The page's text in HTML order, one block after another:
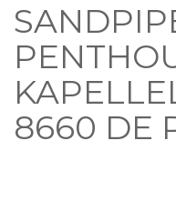
8660 DE